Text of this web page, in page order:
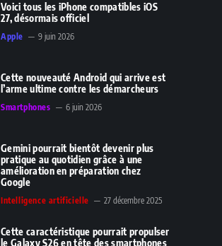
Voici tous les iPhone compatibles iOS
27, désormais officiel
Apple 9 juin 2026
Cette nouveauté Android qui arrive est
l’arme ultime contre les démarcheurs
Smartphones 6 juin 2026
Gemini pourrait bientôt devenir plus
pratique au quotidien grâce à une
amélioration en préparation chez
Google
Intelligence artificielle 27 décembre 2025
Cette caractéristique pourrait propulser
le Galaxy S26 en tête des smartphones